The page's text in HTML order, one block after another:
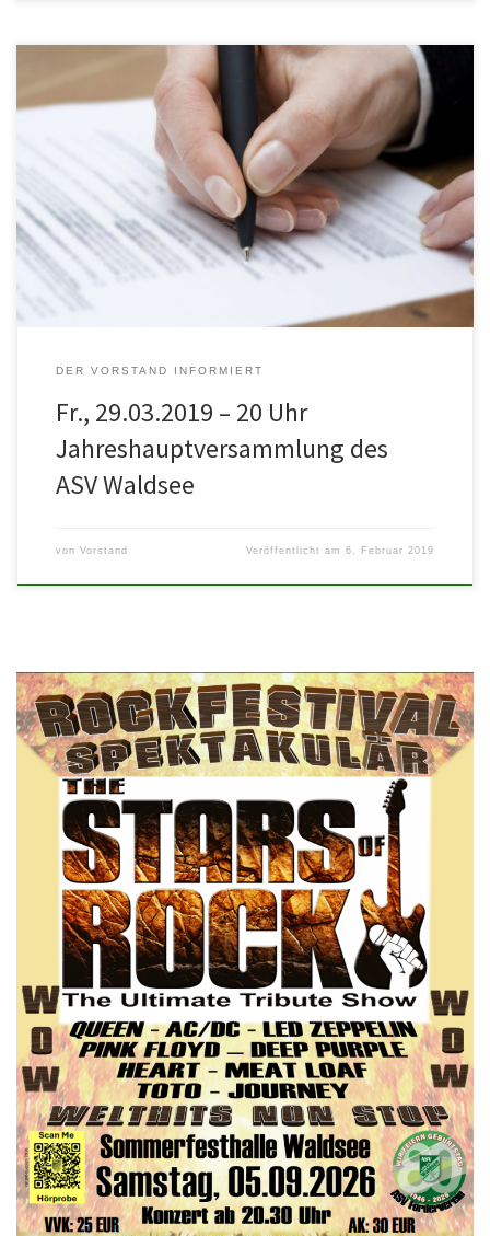
Einladung zur„Jahreshauptversammlung 2019 mit Neuwahlen“ des
ASV Waldsee 1946 e.V. Die Jahreshauptversammlung des
ASV Waldsee findet am Freitag, 29.03.2019, um 20 Uhr in der ASV-
Sportgaststätte […]
DER VORSTAND INFORMIERT
Fr., 29.03.2019 – 20 Uhr
Jahreshauptversammlung des
ASV Waldsee
von Vorstand Veröffentlicht am6. Februar 2019